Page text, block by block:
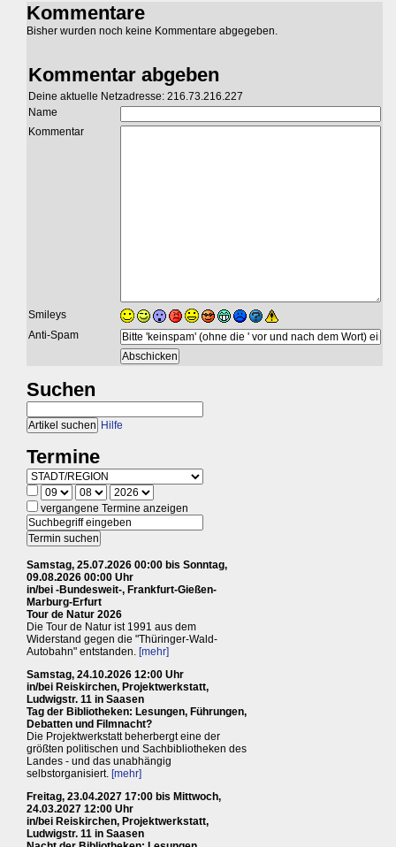
Kommentare
Bisher wurden noch keine Kommentare abgegeben.
Kommentar abgeben
Deine aktuelle Netzadresse: 216.73.216.227
Name
Kommentar
Smileys
Anti-Spam
Suchen
Hilfe
Termine
vergangene Termine anzeigen
Samstag, 25.07.2026 00:00 bis Sonntag,
09.08.2026 00:00 Uhr
in/bei -Bundesweit-, Frankfurt-Gießen-
Marburg-Erfurt
Tour de Natur 2026
Die Tour de Natur ist 1991 aus dem
Widerstand gegen die "Thüringer-Wald-
Autobahn" entstanden. [mehr]
Samstag, 24.10.2026 12:00 Uhr
in/bei Reiskirchen, Projektwerkstatt,
Ludwigstr. 11 in Saasen
Tag der Bibliotheken: Lesungen, Führungen,
Debatten und Filmnacht?
Die Projektwerkstatt beherbergt eine der
größten politischen und Sachbibliotheken des
Landes - und das unabhängig
selbstorganisiert. [mehr]
Freitag, 23.04.2027 17:00 bis Mittwoch,
24.03.2027 12:00 Uhr
in/bei Reiskirchen, Projektwerkstatt,
Ludwigstr. 11 in Saasen